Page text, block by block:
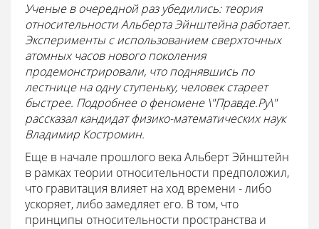
Ученые в очередной раз убедились: теория
относительности Альберта Эйнштейна работает.
Эксперименты с использованием сверхточных
атомных часов нового поколения
продемонстрировали, что поднявшись по
лестнице на одну ступеньку, человек стареет
быстрее. Подробнее о феномене \"Правде.Ру\"
рассказал кандидат физико-математических наук
Владимир Костромин.
Еще в начале прошлого века Альберт Эйнштейн
в рамках теории относительности предположил,
что гравитация влияет на ход времени - либо
ускоряет, либо замедляет его. В том, что
принципы относительности пространства и